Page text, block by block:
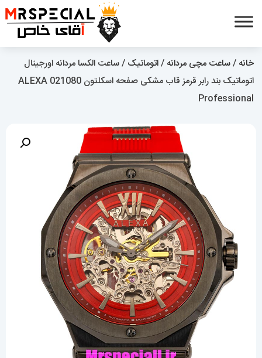
خانه /ساعت مچی مردانه /اتوماتیک / ساعت الکسا مردانه اورجینال
اتوماتیک بند رابر قرمز قاب مشکی صفحه اسکلتون 021080 ALEXA
Professional